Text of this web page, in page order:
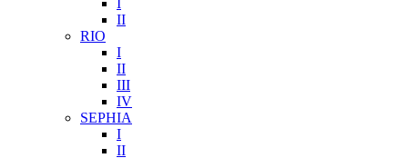
I
II
RIO
I
II
III
IV
SEPHIA
I
II